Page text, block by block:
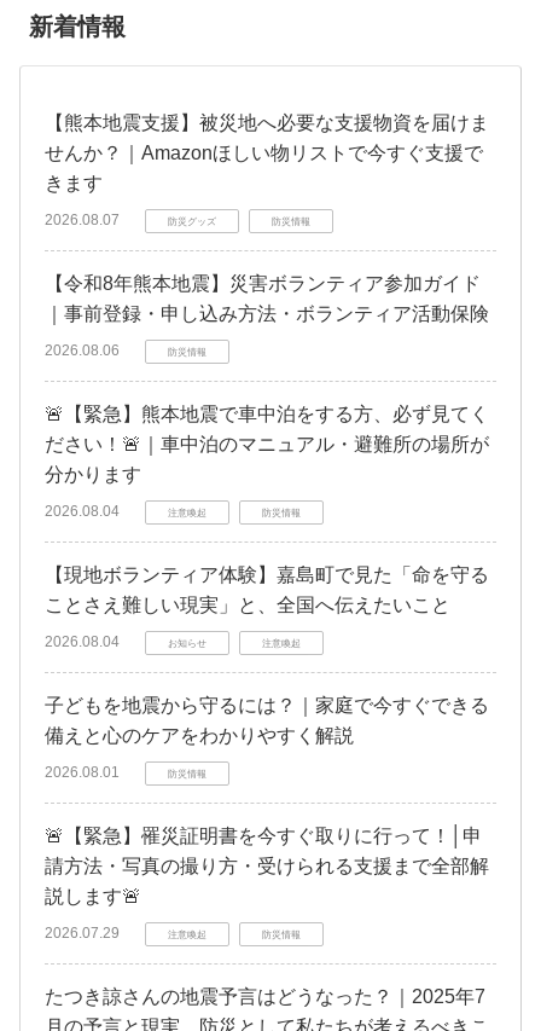
新着情報
【熊本地震支援】被災地へ必要な支援物資を届けま
せんか？｜Amazonほしい物リストで今すぐ支援で
きます
2026.08.07 防災グッズ 防災情報
【令和8年熊本地震】災害ボランティア参加ガイド
｜事前登録・申し込み方法・ボランティア活動保険
2026.08.06 防災情報
🚨【緊急】熊本地震で車中泊をする方、必ず見てく
ださい！🚨｜車中泊のマニュアル・避難所の場所が
分かります
2026.08.04 注意喚起 防災情報
【現地ボランティア体験】嘉島町で見た「命を守る
ことさえ難しい現実」と、全国へ伝えたいこと
2026.08.04 お知らせ 注意喚起
子どもを地震から守るには？｜家庭で今すぐできる
備えと心のケアをわかりやすく解説
2026.08.01 防災情報
🚨【緊急】罹災証明書を今すぐ取りに行って！│申
請方法・写真の撮り方・受けられる支援まで全部解
説します🚨
2026.07.29 注意喚起 防災情報
たつき諒さんの地震予言はどうなった？｜2025年7